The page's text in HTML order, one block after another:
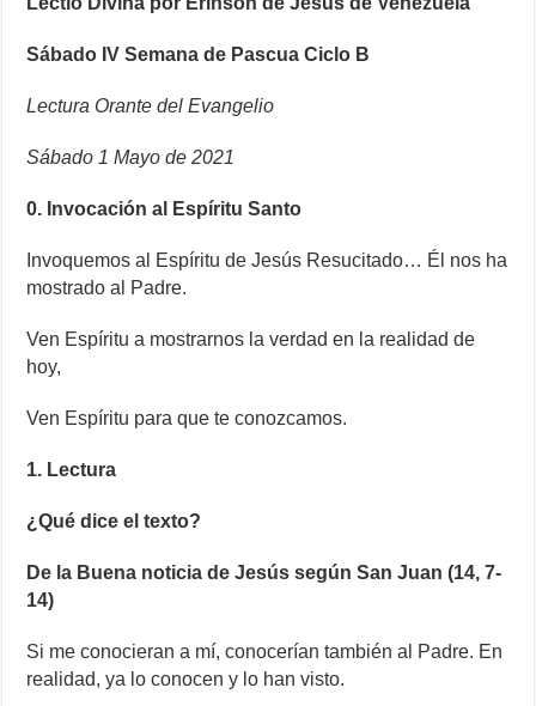
Sábado IV Semana de Pascua Ciclo B
Lectura Orante del Evangelio
Sábado 1 Mayo de 2021
0. Invocación al Espíritu Santo
Invoquemos al Espíritu de Jesús Resucitado… Él nos ha
mostrado al Padre.
Ven Espíritu a mostrarnos la verdad en la realidad de
hoy,
Ven Espíritu para que te conozcamos.
1. Lectura
¿Qué dice el texto?
De la Buena noticia de Jesús según San Juan (14, 7-
14)
Si me conocieran a mí, conocerían también al Padre. En
realidad, ya lo conocen y lo han visto.